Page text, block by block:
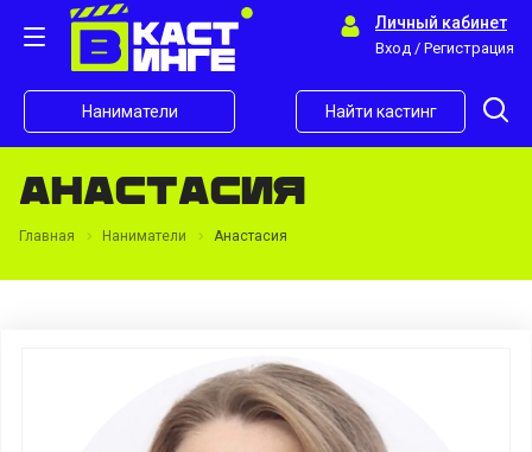
Личный кабинет
Вход / Регистрация
Наниматели Найти кастинг
Анастасия
Главная Наниматели Анастасия